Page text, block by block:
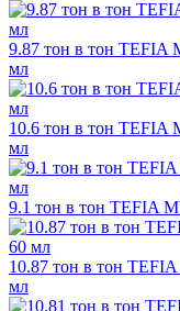
9.87 тон в тон TEFIA
мл
10.6 тон в тон TEFIA
мл
9.1 тон в тон TEFIA
10.87 тон в тон
мл